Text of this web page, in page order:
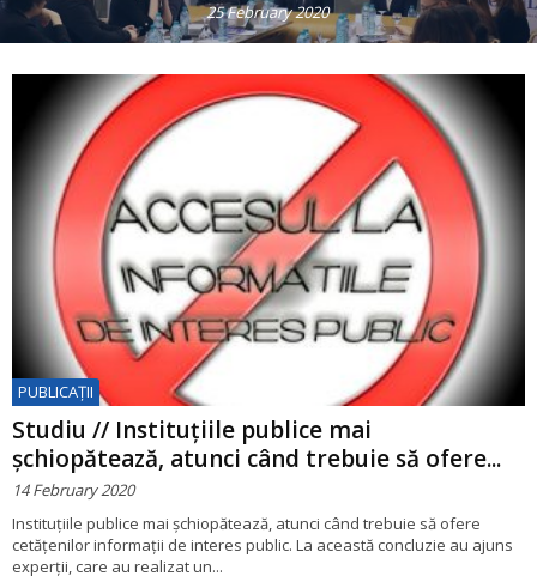
25 February 2020
PUBLICAŢII
Studiu // Instituțiile publice mai
șchiopătează, atunci când trebuie să ofere...
14 February 2020
Instituțiile publice mai șchiopătează, atunci când trebuie să ofere
cetățenilor informații de interes public. La această concluzie au ajuns
experții, care au realizat un...